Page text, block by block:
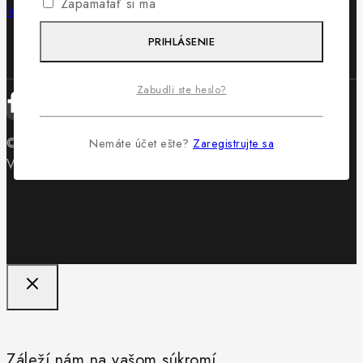
lewis@lewis.sk
© 2026 Obuv Lewis - WordPress Theme byAvanam
Vytvorilo
Zapamätať si ma
PRIHLÁSENIE
Zabudli ste heslo?
Nemáte účet ešte? Zaregistrujte sa